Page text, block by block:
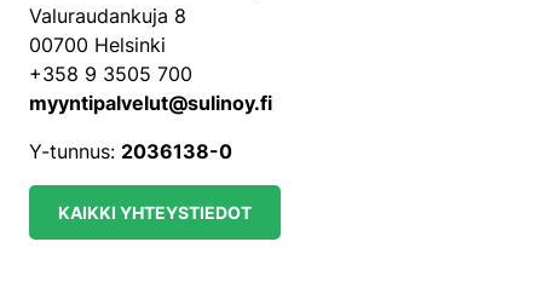
Valuraudankuja 8
00700 Helsinki
+358 9 3505 700
myyntipalvelut@sulinoy.fi
Y-tunnus: 2036138-0
KAIKKI YHTEYSTIEDOT